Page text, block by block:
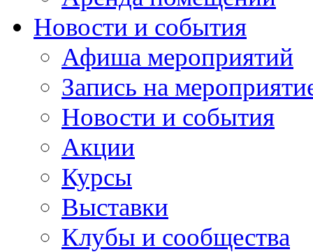
Новости и события
Афиша мероприятий
Запись на
Новости и события
Акции
Курсы
Выставки
Клубы и сообщества